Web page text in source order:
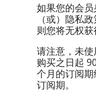
如果您的会
（或）隐私
则您将无权获
请注意，未
购买之日起
个月的订阅
订阅期。